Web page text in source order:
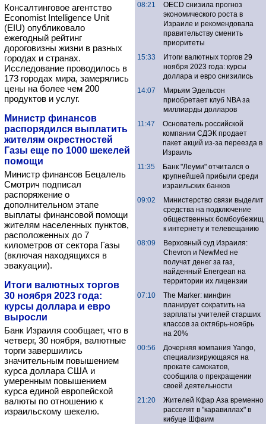
Консалтинговое агентство
Economist Intelligence Unit
(EIU) опубликовало
ежегодный рейтинг
дороговизны жизни в разных
городах и странах.
Исследование проводилось в
173 городах мира, замерялись
цены на более чем 200
продуктов и услуг.
Министр финансов
распорядился выплатить
жителям окрестностей
Газы еще по 1000 шекелей
помощи
Министр финансов Бецалель
Смотрич подписал
распоряжение о
дополнительном этапе
выплаты финансовой помощи
жителям населенных пунктов,
расположенных до 7
километров от сектора Газы
(включая находящихся в
эвакуации).
Итоги валютных торгов
30 ноября 2023 года:
курсы доллара и евро
выросли
Банк Израиля сообщает, что в
четверг, 30 ноября, валютные
торги завершились
значительным повышением
курса доллара США и
умеренным повышением
курса единой европейской
валюты по отношению к
израильскому шекелю.
08:21
OECD снизила прогноз
экономического роста в
Израиле и рекомендовала
правительству сменить
приоритеты
15:33
Итоги валютных торгов 29
ноября 2023 года: курсы
доллара и евро снизились
14:07
Мирьям Эдельсон
приобретает клуб NBA за
миллиарды долларов
11:47
Основатель российской
компании СДЭК продает
пакет акций из-за переезда в
Израиль
11:35
Банк "Леуми" отчитался о
крупнейшей прибыли среди
израильских банков
09:02
Министерство связи выделит
средства на подключение
общественных бомбоубежищ
к интернету и телевещанию
08:09
Верховный суд Израиля:
Chevron и NewMed не
получат денег за газ,
найденный Energean на
территории их лицензии
07:10
The Marker: минфин
планирует сократить на
зарплаты учителей старших
классов за октябрь-ноябрь
на 20%
00:56
Дочерняя компания Yango,
специализирующаяся на
прокате самокатов,
сообщила о прекращении
своей деятельности
21:20
Жителей Кфар Аза временно
расселят в "каравиллах" в
кибуце Шфаим